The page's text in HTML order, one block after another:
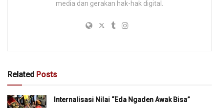
media dan gerakan hak-hak digital.
Related Posts
Internalisasi Nilai “Eda Ngaden Awak Bisa”